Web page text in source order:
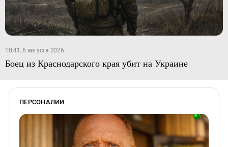
10:41, 6 августа 2026
Боец из Краснодарского края убит на Украине
ПЕРСОНАЛИИ